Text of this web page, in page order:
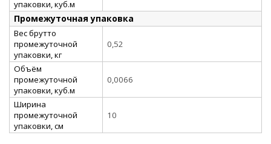
упаковки, куб.м
Промежуточная упаковка
Вес брутто
промежуточной
упаковки, кг
0,52
Объём
промежуточной
упаковки, куб.м
0,0066
Ширина
промежуточной
упаковки, см
10